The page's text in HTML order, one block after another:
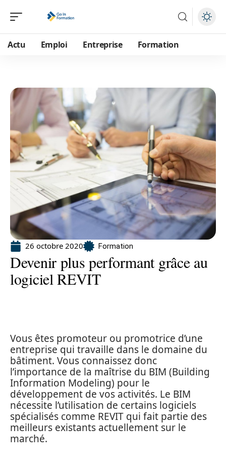
Actu Emploi Entreprise Formation
26 octobre 2020 Formation
Devenir plus performant grâce au
logiciel REVIT
Vous êtes promoteur ou promotrice d’une
entreprise qui travaille dans le domaine du
bâtiment. Vous connaissez donc
l’importance de la maîtrise du BIM (Building
Information Modeling) pour le
développement de vos activités. Le BIM
nécessite l’utilisation de certains logiciels
spécialisés comme REVIT qui fait partie des
meilleurs existants actuellement sur le
marché.